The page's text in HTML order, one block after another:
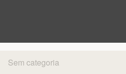
Sem categoria